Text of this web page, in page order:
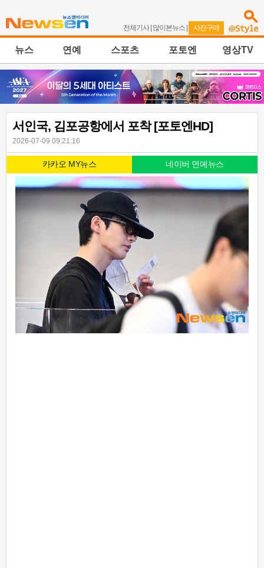
전체기사| 많이본뉴스 | 사진구매
뉴스 연예 스포츠 포토엔 영상TV
서인국, 김포공항에서 포착 [포토엔HD]
2026-07-09 09:21:16
카카오 MY뉴스 네이버 연예뉴스